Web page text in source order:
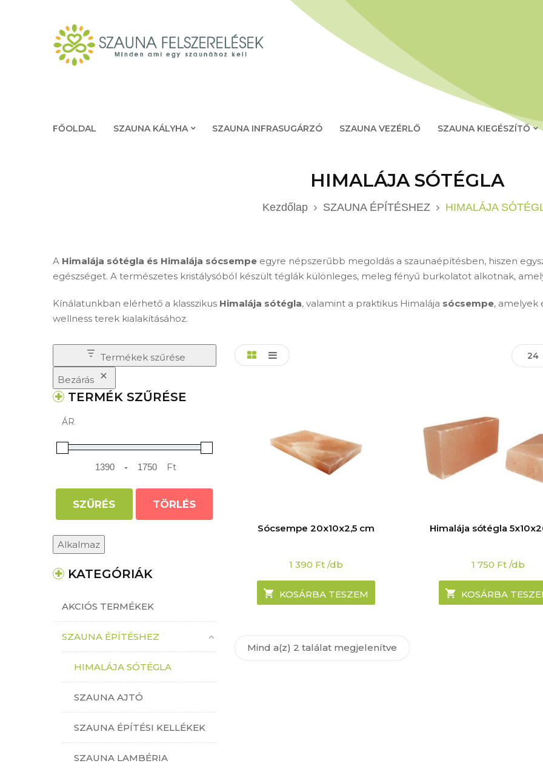
FŐOLDAL SZAUNA KÁLYHA SZAUNA INFRASUGÁRZÓ SZAUNA VEZÉRLŐ SZAUNA KIEGÉSZÍTŐ
HIMALÁJA SÓTÉGLA
Kezdőlap SZAUNA ÉPÍTÉSHEZ HIMALÁJA
A Himalája sótégla és Himalája sócsempe egyre népszerűbb megoldás a szaunaépítésben, hiszen
egészséget. A természetes kristálysóból készült téglák különleges, meleg fényű burkolatot alkotnak,
Kínálatunkban elérhető a klasszikus Himalája sótégla, valamint a praktikus Himalája sócsempe, amelyek
wellness terek kialakításához.
Termékek szűrése
Bezárás
TERMÉK SZŰRÉSE
ÁR
- Ft
SZŰRÉS TÖRLÉS
Alkalmaz
KATEGÓRIÁK
AKCIÓS TERMÉKEK
SZAUNA ÉPÍTÉSHEZ
HIMALÁJA SÓTÉGLA
SZAUNA AJTÓ
SZAUNA ÉPÍTÉSI KELLÉKEK
SZAUNA LAMBÉRIA
24
Sócsempe 20x10x2,5 cm
1 390 Ft /db
KOSÁRBA TESZEM
Himalája sótégla
1 750 Ft /db
KOSÁRBA
Mind a(z) 2 találat megjelenítve